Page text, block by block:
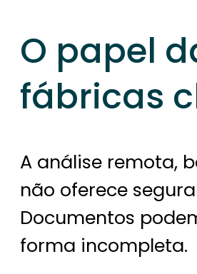
O papel
fábricas
A análise remota,
não oferece
Documentos
forma incompleta.